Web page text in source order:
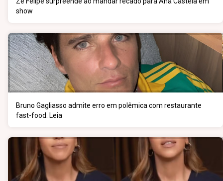
show
Bruno Gagliasso admite erro em polêmica com restaurante
fast-food. Leia